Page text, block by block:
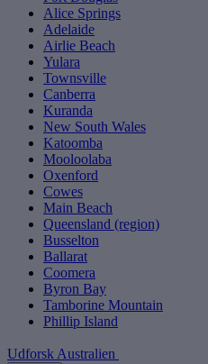
Alice Springs
Adelaide
Airlie Beach
Yulara
Townsville
Canberra
Kuranda
New South Wales
Katoomba
Mooloolaba
Oxenford
Cowes
Main Beach
Queensland (region)
Busselton
Ballarat
Coomera
Byron Bay
Tamborine Mountain
Phillip Island
Udforsk Australien